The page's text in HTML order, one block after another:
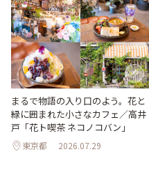
まるで物語の入り口のよう。花と
緑に囲まれた小さなカフェ／高井
戸「花ト喫茶 ネコノコバン」
東京都 2026.07.29